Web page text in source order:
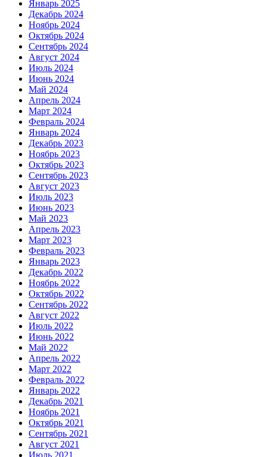
Январь 2025
Декабрь 2024
Ноябрь 2024
Октябрь 2024
Сентябрь 2024
Август 2024
Июль 2024
Июнь 2024
Май 2024
Апрель 2024
Март 2024
Февраль 2024
Январь 2024
Декабрь 2023
Ноябрь 2023
Октябрь 2023
Сентябрь 2023
Август 2023
Июль 2023
Июнь 2023
Май 2023
Апрель 2023
Март 2023
Февраль 2023
Январь 2023
Декабрь 2022
Ноябрь 2022
Октябрь 2022
Сентябрь 2022
Август 2022
Июль 2022
Июнь 2022
Май 2022
Апрель 2022
Март 2022
Февраль 2022
Январь 2022
Декабрь 2021
Ноябрь 2021
Октябрь 2021
Сентябрь 2021
Август 2021